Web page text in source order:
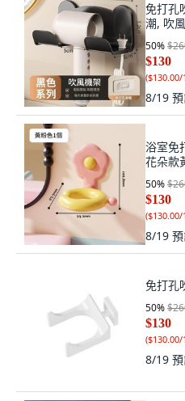
免打孔
潮, 吹
50%
$130
($130.00/
8/19
浴室免
花朵款
50%
$130
($130.00/
8/19
免打孔
50%
$130
($130.00/
8/19